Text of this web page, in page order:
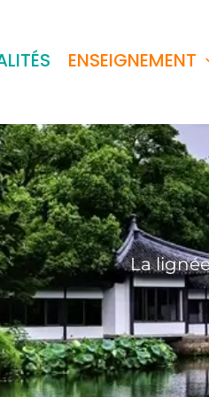
ENSEIGNEMENT
La